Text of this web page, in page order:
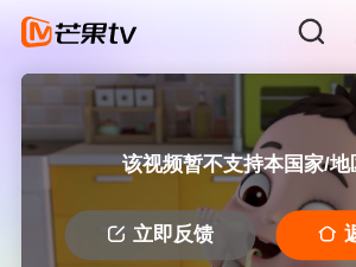
该视频暂不支持本国家/地
立即反馈